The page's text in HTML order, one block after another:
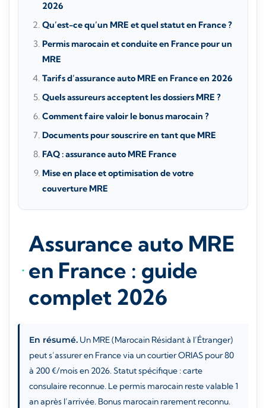
2026
Qu’est-ce qu’un MRE et quel statut en France ?
Permis marocain et conduite en France pour un
MRE
Tarifs d’assurance auto MRE en France en 2026
Quels assureurs acceptent les dossiers MRE ?
Comment faire valoir le bonus marocain ?
Documents pour souscrire en tant que MRE
FAQ : assurance auto MRE France
Mise en place et optimisation de votre
couverture MRE
Assurance auto MRE
en France : guide
complet 2026
En résumé. Un MRE (Marocain Résidant à l’Étranger)
peut s’assurer en France via un courtier ORIAS pour 80
à 200 €/mois en 2026. Statut spécifique : carte
consulaire reconnue. Le permis marocain reste valable 1
an après l’arrivée. Bonus marocain rarement reconnu.